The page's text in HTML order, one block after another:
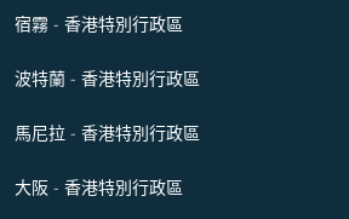
宿霧 - 香港特別行政區
波特蘭 - 香港特別行政區
馬尼拉 - 香港特別行政區
大阪 - 香港特別行政區